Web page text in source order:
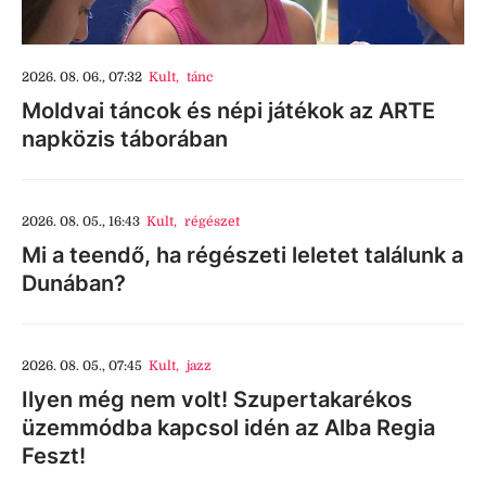
2026. 08. 06., 07:32 Kult, tánc
Moldvai táncok és népi játékok az ARTE
napközis táborában
2026. 08. 05., 16:43 Kult, régészet
Mi a teendő, ha régészeti leletet találunk a
Dunában?
2026. 08. 05., 07:45 Kult, jazz
Ilyen még nem volt! Szupertakarékos
üzemmódba kapcsol idén az Alba Regia
Feszt!